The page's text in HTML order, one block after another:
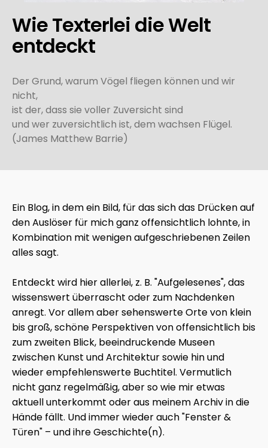
Wie Texterlei die Welt
entdeckt
Der Grund, warum Vögel fliegen können und wir
nicht,
ist der, dass sie voller Zuversicht sind
und wer zuversichtlich ist, dem wachsen Flügel.
(James Matthew Barrie)
Ein Blog, in dem ein Bild, für das sich das Drücken auf
den Auslöser für mich ganz offensichtlich lohnte, in
Kombination mit wenigen aufgeschriebenen Zeilen
alles sagt.
Entdeckt wird hier allerlei, z. B. "Aufgelesenes", das
wissenswert überrascht oder zum Nachdenken
anregt. Vor allem aber sehenswerte Orte von klein
bis groß, schöne Perspektiven von offensichtlich bis
zum zweiten Blick, beeindruckende Museen
zwischen Kunst und Architektur sowie hin und
wieder empfehlenswerte Buchtitel. Vermutlich
nicht ganz regelmäßig, aber so wie mir etwas
aktuell unterkommt oder aus meinem Archiv in die
Hände fällt. Und immer wieder auch "Fenster &
Türen" – und ihre Geschichte(n).